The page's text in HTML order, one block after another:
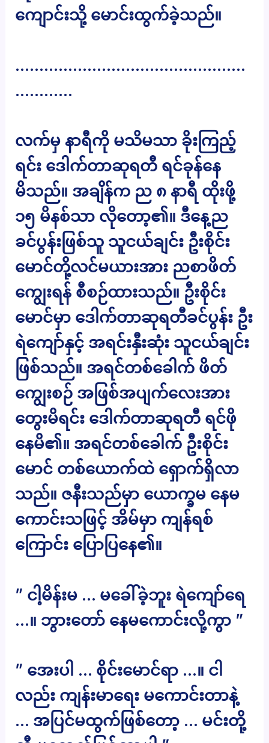
ကျောင်းသို့ မောင်းထွက်ခဲ့သည်။
…………………………………………
…………
လက်မှ နာရီကို မသိမသာ ခိုးကြည့်
ရင်း ဒေါက်တာဆုရတီ ရင်ခုန်နေ
မိသည်။ အချိန်က ည ၈ နာရီ ထိုးဖို့
၁၅ မိနစ်သာ လိုတော့၏။ ဒီနေ့ည
ခင်ပွန်းဖြစ်သူ သူငယ်ချင်း ဦးစိုင်း
မောင်တို့လင်မယားအား ညစာဖိတ်
ကျွေးရန် စီစဉ်ထားသည်။ ဦးစိုင်း
မောင်မှာ ဒေါက်တာဆုရတီခင်ပွန်း ဦး
ရဲကျော်နှင့် အရင်းနှီးဆုံး သူငယ်ချင်း
ဖြစ်သည်။ အရင်တစ်ခေါက် ဖိတ်
ကျွေးစဉ် အဖြစ်အပျက်လေးအား
တွေးမိရင်း ဒေါက်တာဆုရတီ ရင်ဖို
နေမိ၏။ အရင်တစ်ခေါက် ဦးစိုင်း
မောင် တစ်ယောက်ထဲ ရှောက်ရှိလာ
သည်။ ဇနီးသည်မှာ ယောက္ခမ နေမ
ကောင်းသဖြင့် အိမ်မှာ ကျန်ရစ်
ကြောင်း ပြောပြနေ၏။
” ငါ့မိန်းမ … မခေါ်ခဲ့ဘူး ရဲကျော်ရေ
…။ ဘွားတော် နေမကောင်းလို့ကွာ ”
” အေးပါ … စိုင်းမောင်ရာ …။ ငါ
လည်း ကျန်းမာရေး မကောင်းတာနဲ့
… အပြင်မထွက်ဖြစ်တော့ … မင်းတို့